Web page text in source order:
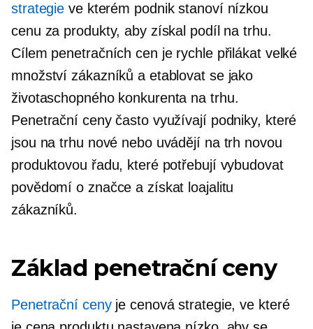
strategie ve kterém podnik stanoví nízkou
cenu za produkty, aby získal podíl na trhu.
Cílem penetračních cen je rychle přilákat velké
množství zákazníků a etablovat se jako
životaschopného konkurenta na trhu.
Penetrační ceny často využívají podniky, které
jsou na trhu nové nebo uvádějí na trh novou
produktovou řadu, které potřebují vybudovat
povědomí o značce a získat loajalitu
zákazníků.
Základ penetrační ceny
Penetrační cenyje cenová strategie, ve které